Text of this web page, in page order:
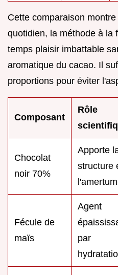
Cette comparaison
quotidien, la méthode à la
temps plaisir imbattable
aromatique du cacao. Il
proportions pour éviter
Composant
Rôle
Chocolat
noir 70%
Apporte
structure
Fécule de
maïs
Agent
par